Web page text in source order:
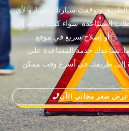
الطريق وتوقفت سيارتك سوبارو لأي
المساعدة. سواء كنت بحاجة إلى
أو إصلاح سريع في موقع
تساعدك خدمة المساعدة على
سعر مجاني الآن